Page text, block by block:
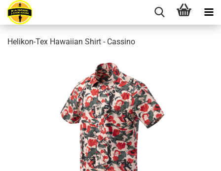
Helikon-Tex Hawaiian Shirt - Cassino